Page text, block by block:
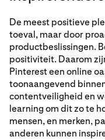
De meest positieve
toeval, maar door
productbeslissingen.
positiviteit. Daarom
Pinterest een online
toonaangevend
contentveiligheid en
learning om dit zo te
mensen, en merken,
anderen kunnen